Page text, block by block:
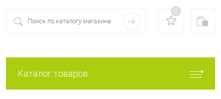
0
Каталог товаров